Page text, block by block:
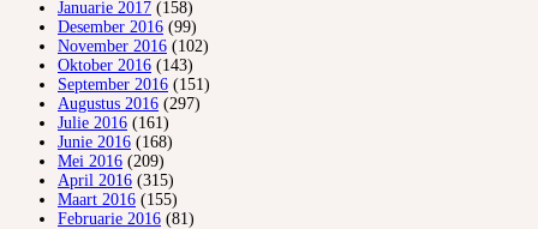
Januarie 2017 (158)
Desember 2016 (99)
November 2016 (102)
Oktober 2016 (143)
September 2016 (151)
Augustus 2016 (297)
Julie 2016 (161)
Junie 2016 (168)
Mei 2016 (209)
April 2016 (315)
Maart 2016 (155)
Februarie 2016 (81)